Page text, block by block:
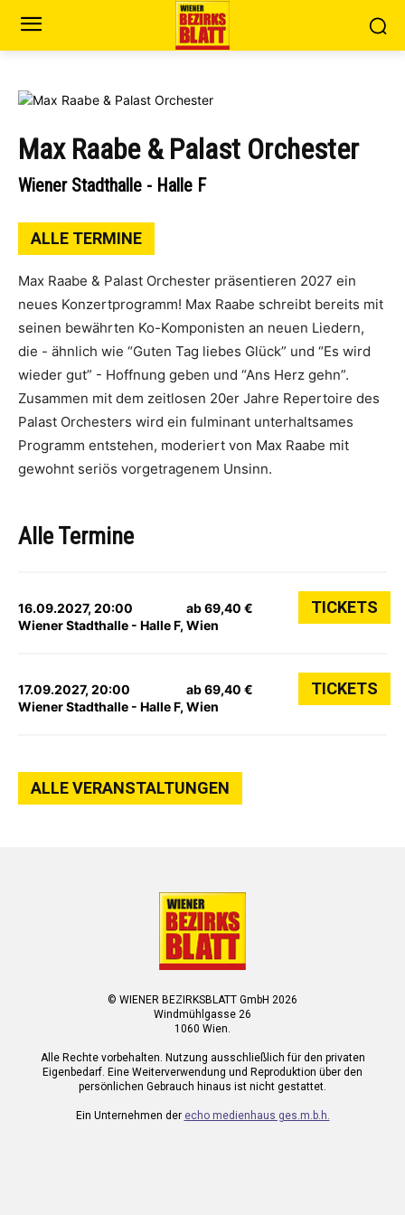
Max Raabe & Palast Orchester
Wiener Stadthalle - Halle F
ALLE TERMINE
Max Raabe & Palast Orchester präsentieren 2027 ein
neues Konzertprogramm! Max Raabe schreibt bereits mit
seinen bewährten Ko-Komponisten an neuen Liedern,
die - ähnlich wie “Guten Tag liebes Glück” und “Es wird
wieder gut” - Hoffnung geben und “Ans Herz gehn”.
Zusammen mit dem zeitlosen 20er Jahre Repertoire des
Palast Orchesters wird ein fulminant unterhaltsames
Programm entstehen, moderiert von Max Raabe mit
gewohnt seriös vorgetragenem Unsinn.
Alle Termine
16.09.2027, 20:00
Wiener Stadthalle - Halle F, Wien
ab 69,40 € TICKETS
17.09.2027, 20:00
Wiener Stadthalle - Halle F, Wien
ab 69,40 € TICKETS
ALLE VERANSTALTUNGEN
© WIENER BEZIRKSBLATT GmbH 2026
Windmühlgasse 26
1060 Wien.
Alle Rechte vorbehalten. Nutzung ausschließlich für den privaten
Eigenbedarf. Eine Weiterverwendung und Reproduktion über den
persönlichen Gebrauch hinaus ist nicht gestattet.
Ein Unternehmen der echo medienhaus ges.m.b.h.